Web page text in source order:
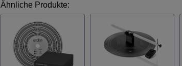
Ähnliche Produkte: